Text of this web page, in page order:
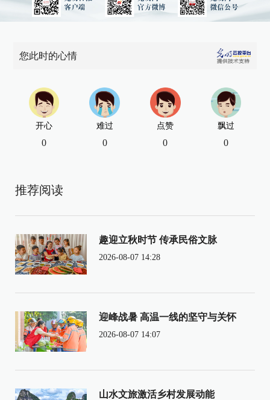
您此时的心情
开心
0
难过
0
点赞
0
飘过
0
推荐阅读
趣迎立秋时节 传承民俗文脉
2026-08-07 14:28
迎峰战暑 高温一线的坚守与关怀
2026-08-07 14:07
山水文旅激活乡村发展动能